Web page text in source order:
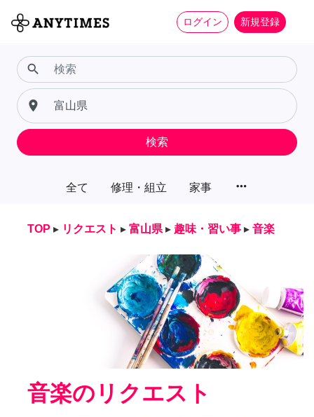
ログイン 新規登録
全て 修理・組立 家事 more_horiz
search
place
検索
TOP ▸ リクエスト ▸ 富山県 ▸ 趣味・習い事 ▸ 音楽
音楽のリクエスト